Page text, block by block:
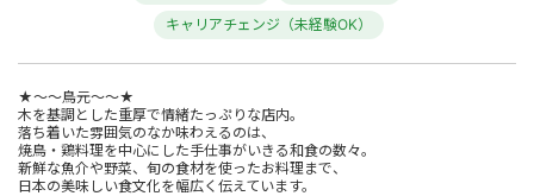
キャリアチェンジ（未経験OK）
★～～鳥元～～★
木を基調とした重厚で情緒たっぷりな店内。
落ち着いた雰囲気のなか味わえるのは、
焼鳥・鶏料理を中心にした手仕事がいきる和食の数々。
新鮮な魚介や野菜、旬の食材を使ったお料理まで、
日本の美味しい食文化を幅広く伝えています。